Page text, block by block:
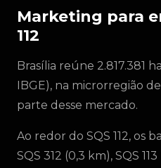
Marketing para
112
Brasília reúne 2.817.381
IBGE), na microrregião de
parte desse mercado.
Ao redor do SQS 112, os
SQS 312 (0,3 km), SQS